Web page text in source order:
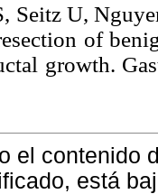
Seitz U,
of
growth.
el contenido
está